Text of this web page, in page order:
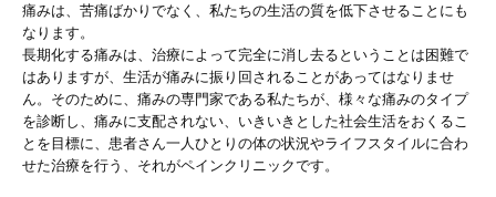
セミナー申し込み
電帳法・インボイス最新情報
インボイス解説動画
ＴＫＣ全国会会員の方へ
痛みは、苦痛ばかりでなく、私たちの生活の質を低下させることにも
なります。
長期化する痛みは、治療によって完全に消し去るということは困難で
はありますが、生活が痛みに振り回されることがあってはなりませ
ん。そのために、痛みの専門家である私たちが、様々な痛みのタイプ
を診断し、痛みに支配されない、いきいきとした社会生活をおくるこ
とを目標に、患者さん一人ひとりの体の状況やライフスタイルに合わ
せた治療を行う、それがペインクリニックです。